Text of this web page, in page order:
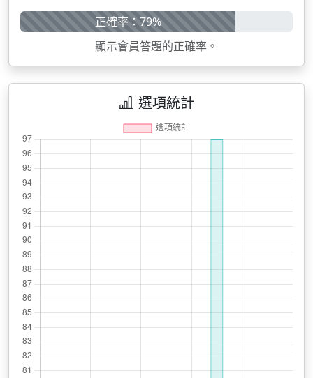
正確率：79%
顯示會員答題的正確率。
選項統計